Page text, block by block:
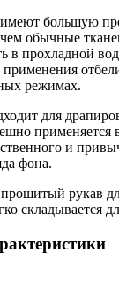
большую
чем обычные
в прохладной
режимах.
для
применяется
и
фона.
рукав
складывается